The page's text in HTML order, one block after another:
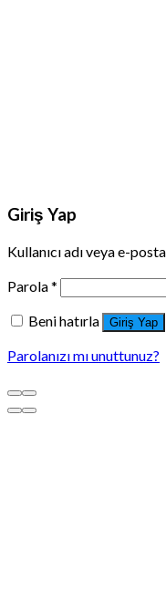
Giriş Yap
Kullanıcı adı veya e-
Parola*
Beni hatırla
Giriş Yap
Parolanızı mı unuttunuz?